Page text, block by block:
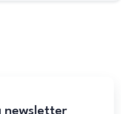
newsletter